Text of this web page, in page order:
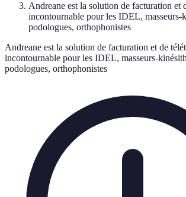
Andreane est la solution de facturation et
incontournable pour les IDEL, masseurs-
podologues, orthophonistes
Andreane est la solution de facturation et de
incontournable pour les IDEL, masseurs-
podologues, orthophonistes